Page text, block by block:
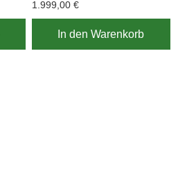
1.999,00 €
In den Warenkorb